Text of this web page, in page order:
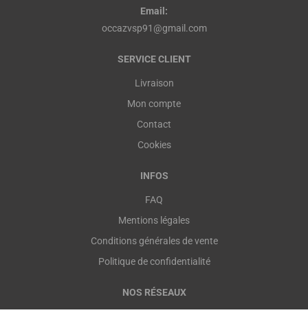
Email:
occazvsp91@gmail.com
SERVICE CLIENT
Livraison
Mon compte
Contact
Cookies
INFOS
FAQ
Mentions légales
Conditions générales de vente
Politique de confidentialité
NOS RÉSEAUX